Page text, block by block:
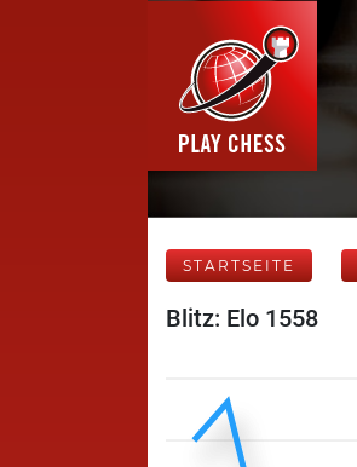
STARTSEITE
Blitz: Elo 1558